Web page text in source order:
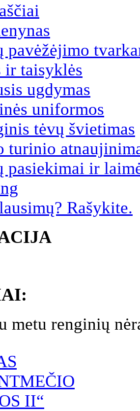
ir taisyklės
ugdymas
uniformos
tėvų švietimas
turinio
pasiekimai ir
Rašykite.
metu renginių
II“